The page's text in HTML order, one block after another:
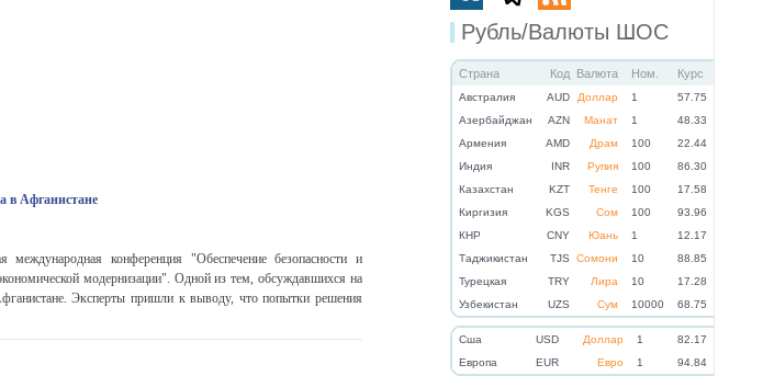
Рубль/Валюты ШОС
Страна Код Валюта Ном. Курс
Австралия AUD Доллар 1
57.75
Азербайджан
AZN Манат 1
48.33
Армения
AMD Драм 100
22.44
Индия
INR Рупия 100
86.30
Казахстан
KZT Тенге 100
17.58
Киргизия
KGS Сом 100
93.96
КНР
CNY Юань 1
12.17
Таджикистан
TJS Сомони 10
88.85
Турецкая
TRY Лира 10
17.28
Узбекистан
UZS Сум 10000 68.75
Cша USD Доллар 1
82.17
Eвропа
EUR Евро 1 94.84
в Афганистане
конференция "Обеспечение безопасности и
модернизации". Одной из тем, обсуждавшихся на
Эксперты пришли к выводу, что попытки решения